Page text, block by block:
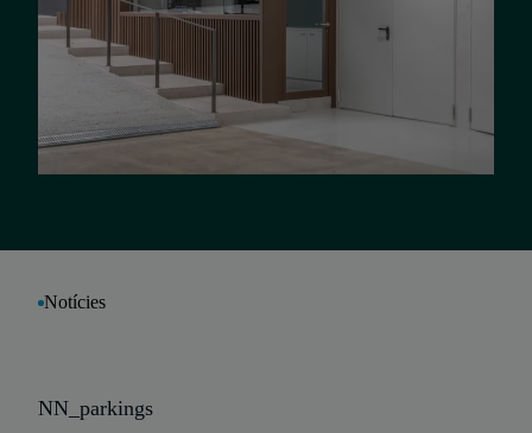
Notícies
NN_parkings